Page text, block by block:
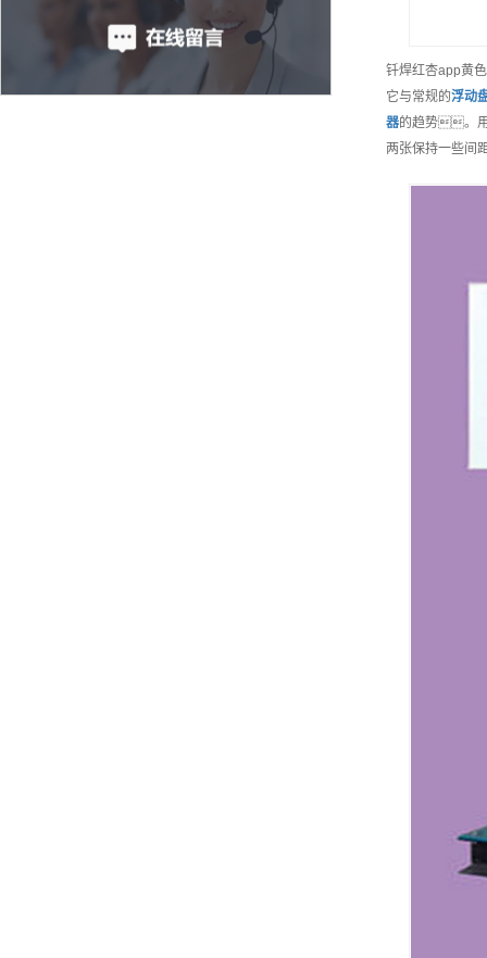
钎焊红杏app黄
它与常规的浮动
器的趋势。
两张保持一些